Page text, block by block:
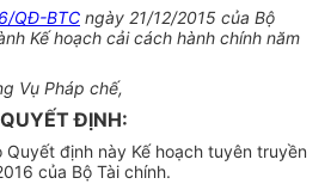
QĐ-BTC ngày 21/12/2015 của Bộ
Kế hoạch cải cách hành chính năm
Vụ Pháp chế,
QUYẾT ĐỊNH:
Quyết định này Kế hoạch tuyên truyền
của Bộ Tài chính.